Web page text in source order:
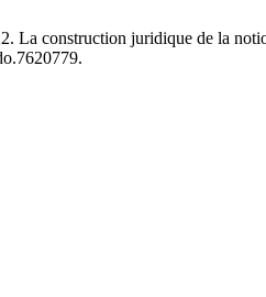
La construction juridique de la